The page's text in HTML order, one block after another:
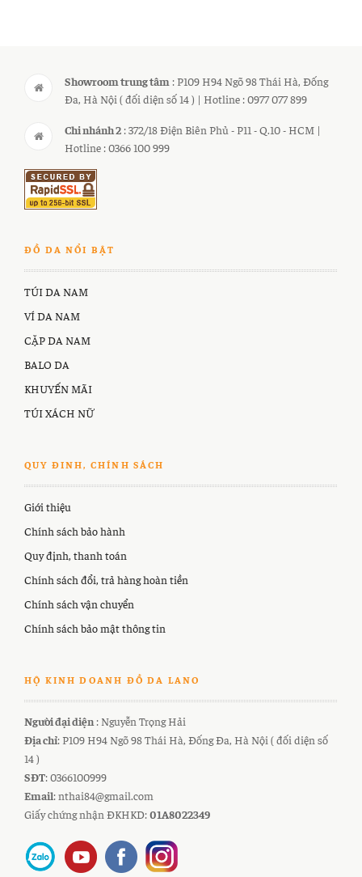
Showroom trung tâm : P109 H94 Ngõ 98 Thái Hà, Đống
Đa, Hà Nội ( đối diện số 14 ) | Hotline : 0977 077 899
Chi nhánh 2 : 372/18 Điện Biên Phủ - P11 - Q.10 - HCM |
Hotline : 0366 100 999
ĐỒ DA NỔI BẬT
TÚI DA NAM
VÍ DA NAM
CẶP DA NAM
BALO DA
KHUYẾN MÃI
TÚI XÁCH NỮ
QUY ĐINH, CHÍNH SÁCH
Giới thiệu
Chính sách bảo hành
Quy định, thanh toán
Chính sách đổi, trả hàng hoàn tiền
Chính sách vận chuyển
Chính sách bảo mật thông tin
HỘ KINH DOANH ĐỒ DA LANO
Người đại diện : Nguyễn Trọng Hải
Địa chỉ: P109 H94 Ngõ 98 Thái Hà, Đống Đa, Hà Nội ( đối diện số
14 )
SĐT: 0366100999
Email: nthai84@gmail.com
Giấy chứng nhận ĐKHKD:01A8022349